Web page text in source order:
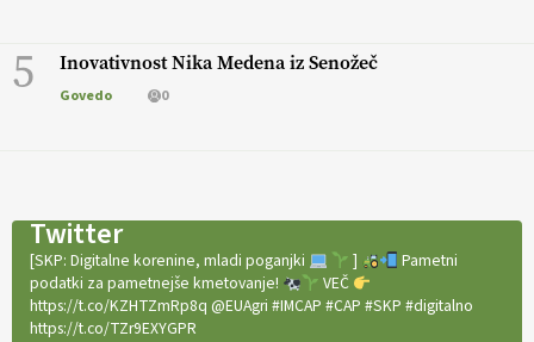
5 Inovativnost Nika Medena iz Senožeč
Govedo 0
Twitter
[SKP: Digitalne korenine, mladi poganjki ]
Pametni
podatki za pametnejše kmetovanje!
VEČ
https://t.co/KZHTZmRp8q @EUAgri #IMCAP #CAP #SKP #digitalno
https://t.co/TZr9EXYGPR